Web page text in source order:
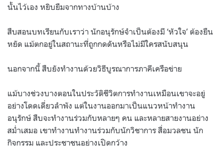
นั้นไว้เอง หยิบยืมจากทางบ้านบ้าง
สืบสอนบทเรียนกับเราว่า นักอนุรักษ์จำเป็นต้องมี ‘หัวใจ’ ต้องยืน
หยัด แม้ตกอยู่ในสถานะที่ถูกกดดันหรือไม่มีใครสนับสนุน
นอกจากนี้ สืบยังทำงานด้วยวิธีบูรณาการภาคีเครือข่าย
แม้บางช่วงบางตอนในประวัติชีวิตการทำงานเหมือนเขาจะอยู่
อย่างโดดเดี่ยวลำพัง แต่ในงานออกมาเป็นแนวหน้าทำงาน
อนุรักษ์ สืบจะทำงานร่วมกับหลายๆ คน และหลายสายงานอย่าง
สม่ำเสมอ เขาทำงานทำงานร่วมกับนักวิชาการ สื่อมวลชน นัก
กิจกรรม และประชาชนอย่างเปิดกว้าง